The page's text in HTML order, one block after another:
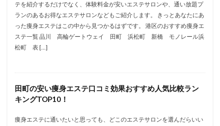
テを紹介するだけでなく、体験料金が安いエステサロンや、通い放題プ
ランのあるお得なエステサロンなどもご紹介します。 きっとあなたにあ
った痩身エステはこの中から見つかるはずです。 港区のおすすめ痩身エ
ステ一覧 品川 高輪ゲートウェイ 田町 浜松町 新橋 モノレール浜
松町 表 […]
田町の安い痩身エステ口コミ効果おすすめ人気比較ラン
キングTOP10！
痩身エステに通いたいと思っても、どこのエステサロンを選んだらいい